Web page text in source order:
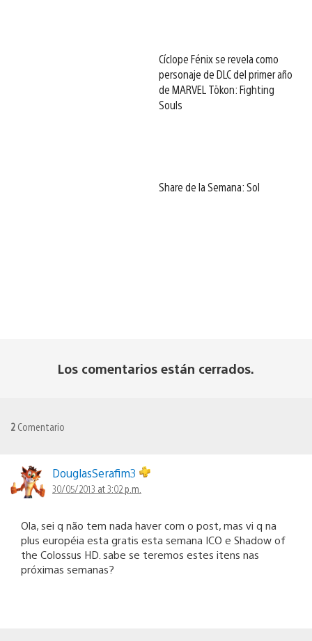
Cíclope Fénix se revela como
personaje de DLC del primer año
de MARVEL Tōkon: Fighting
Souls
Share de la Semana: Sol
Los comentarios están cerrados.
2 Comentario
DouglasSerafim3
30/05/2013 at 3:02 p.m.
Ola, sei q não tem nada haver com o post, mas vi q na
plus européia esta gratis esta semana ICO e Shadow of
the Colossus HD. sabe se teremos estes itens nas
próximas semanas?